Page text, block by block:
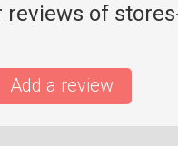
reviews of
Add a review